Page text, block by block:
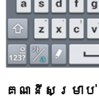
គណនីសម្រាប់